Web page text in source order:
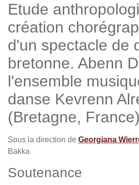
Etude
création
d'un spectacle de
bretonne. Abenn
l'ensemble
danse Kevrenn
(Bretagne, France)
Sous la direction de Georgiana
Bakka
Soutenance